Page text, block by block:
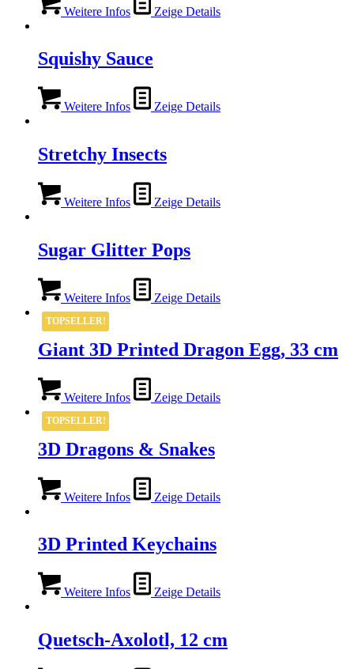
Weitere Infos Zeige Details
Squishy Sauce
Weitere Infos Zeige Details
Stretchy Insects
Weitere Infos Zeige Details
Sugar Glitter Pops
Weitere Infos Zeige Details
TOPSELLER!
Giant 3D Printed Dragon Egg, 33 cm
Weitere Infos Zeige Details
TOPSELLER!
3D Dragons & Snakes
Weitere Infos Zeige Details
3D Printed Keychains
Weitere Infos Zeige Details
Quetsch-Axolotl, 12 cm